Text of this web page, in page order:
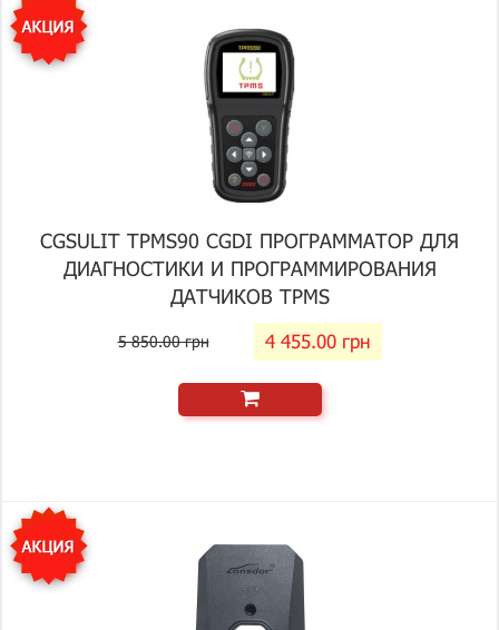
CGSULIT TPMS90 CGDI ПРОГРАММАТОР ДЛЯ
ДИАГНОСТИКИ И ПРОГРАММИРОВАНИЯ
ДАТЧИКОВ TPMS
5 850.00 грн 4 455.00 грн